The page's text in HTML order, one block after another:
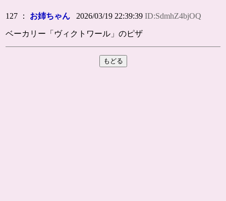
127 ： お姉ちゃん 2026/03/19 22:39:39ID:SdmhZ4bjOQ
ベーカリー「ヴィクトワール」のピザ